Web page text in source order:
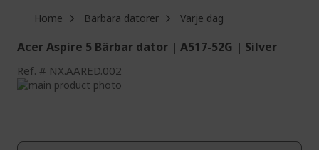
Home Bärbara datorer Varje dag
Acer Aspire 5 Bärbar dator | A517-52G | Silver
Ref. NX.AARED.002
Skip
of
beginning